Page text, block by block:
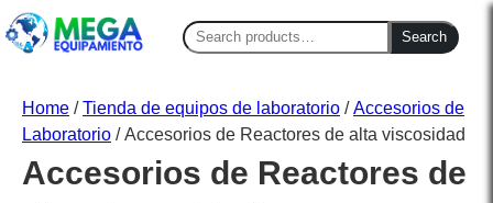
Search
for:
Search
Home /Tienda de equipos de laboratorio /Accesorios de
Laboratorio / Accesorios de Reactores de alta viscosidad
Accesorios de Reactores de